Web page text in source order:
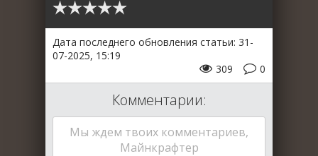
Дата последнего обновления статьи: 31-
07-2025, 15:19
0
309
Комментарии:
Мы ждем твоих комментариев,
Майнкрафтер